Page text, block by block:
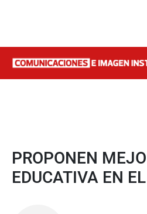
PROPONEN
EDUCATIVA EN